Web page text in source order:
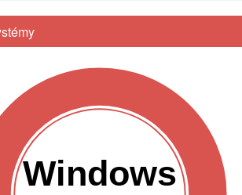
Windows